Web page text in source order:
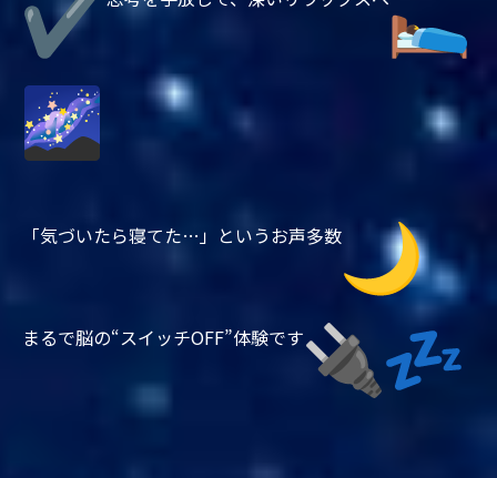
「気づいたら寝てた…」というお声多数
まるで脳の“スイッチOFF”体験です